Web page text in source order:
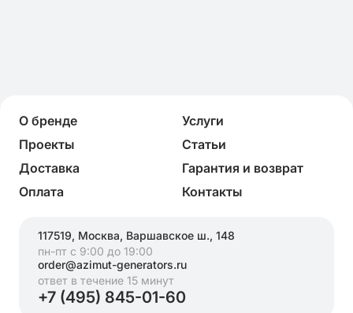
О бренде
Услуги
Проекты
Статьи
Доставка
Гарантия и возврат
Оплата
Контакты
117519, Москва, Варшавское ш., 148
пн-пт с 9:00 до 19:00
order@azimut-generators.ru
ответ в течение 15 минут
+7 (495) 845-01-60